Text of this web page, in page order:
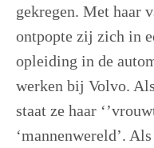
gekregen. Met haar
ontpopte zij zich in
opleiding in de
werken bij Volvo.
staat ze haar
‘mannenwereld’.